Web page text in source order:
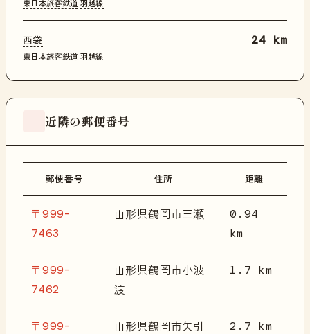
東日本旅客鉄道 羽越線
西袋
東日本旅客鉄道 羽越線
24 km
近隣の郵便番号
郵便番号 住所 距離
〒999-
7463
山形県鶴岡市三瀬
0.94
km
〒999-
7462
山形県鶴岡市小波
渡
1.7 km
〒999- 山形県鶴岡市矢引 2.7 km